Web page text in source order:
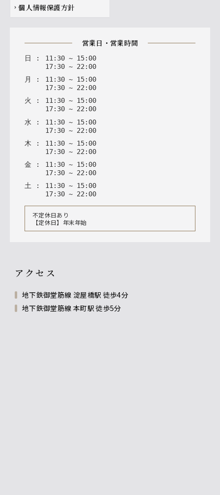
chevron_right 個人情報保護方針
営業日・営業時間
日 : 11 : 30 ~ 15: 00
17: 30 ~ 22 : 00
月
: 11: 30 ~ 15: 00
17: 30 ~ 22: 00
火
: 11: 30 ~ 15: 00
17: 30 ~ 22: 00
水 : 11 : 30 ~ 15: 00
17: 30 ~ 22 : 00
木 : 11 : 30 ~ 15: 00
17: 30 ~ 22 : 00
金 : 11 : 30 ~ 15: 00
17: 30 ~ 22 : 00
土 : 11 : 30 ~ 15: 00
17: 30 ~ 22 : 00
不定休日あり
【定休日】年末年始
アクセス
地下鉄御堂筋線 淀屋橋駅 徒歩4分
地下鉄御堂筋線 本町駅 徒歩5分